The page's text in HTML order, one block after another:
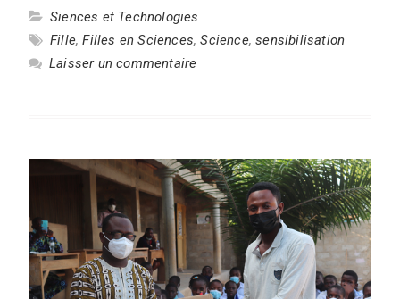
Siences et Technologies
Fille,Filles en Sciences,Science,sensibilisation
Laisser un commentaire